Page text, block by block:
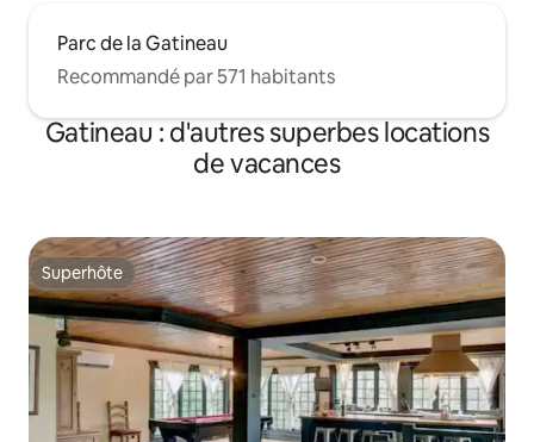
Parc de la Gatineau
Recommandé par 571 habitants
Gatineau : d'autres superbes locations
de vacances
Superhôte
Superhôte